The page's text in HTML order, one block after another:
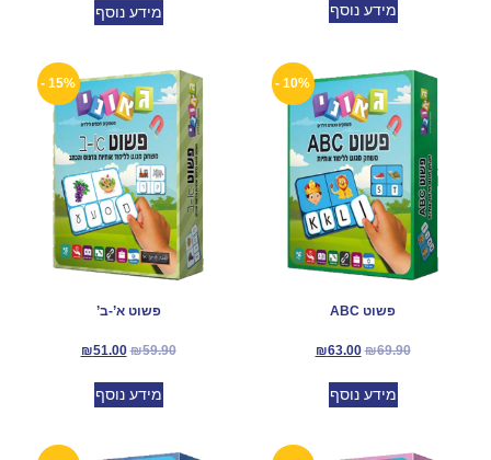
מידע נוסף מידע נוסף
10% -
פשוט ABC
₪69.90
₪63.00
מידע נוסף
15% -
פשוט א’-ב’
₪59.90
₪51.00
מידע נוסף